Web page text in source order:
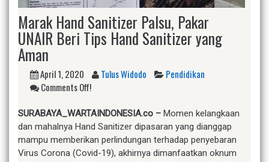
Marak Hand Sanitizer Palsu, Pakar
UNAIR Beri Tips Hand Sanitizer yang
Aman
April 1, 2020 Tulus Widodo
Pendidikan
Comments Off!
SURABAYA_WARTAINDONESIA.co – Momen kelangkaan
dan mahalnya Hand Sanitizer dipasaran yang dianggap
mampu memberikan perlindungan terhadap penyebaran
Virus Corona (Covid-19), akhirnya dimanfaatkan oknum